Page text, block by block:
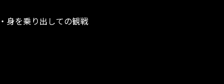
身を乗り出しての観戦